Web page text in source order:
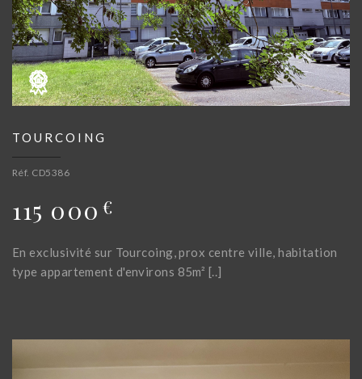
TOURCOING
Réf. CD5386
115 000 €
En exclusivité sur Tourcoing, prox centre ville, habitation
type appartement d'environs 85m² [..]